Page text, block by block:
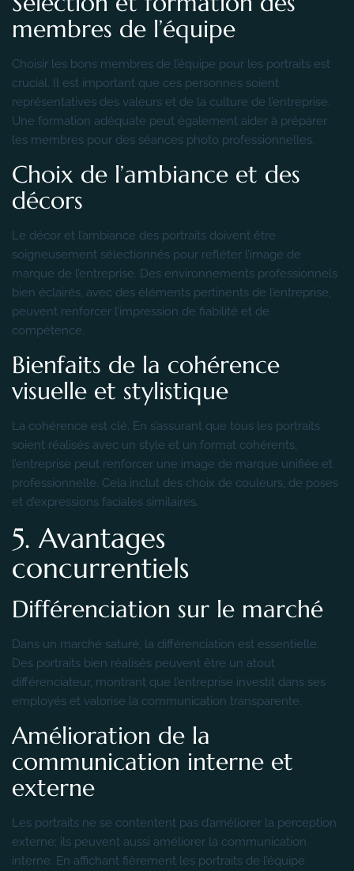
membres de l’équipe
Choisir les bons membres de l’équipe pour les portraits est
crucial. Il est important que ces personnes soient
représentatives des valeurs et de la culture de l’entreprise.
Une formation adéquate peut également aider à préparer
les membres pour des séances photo professionnelles.
Choix de l’ambiance et des
décors
Le décor et l’ambiance des portraits doivent être
soigneusement sélectionnés pour refléter l’image de
marque de l’entreprise. Des environnements professionnels
bien éclairés, avec des éléments pertinents de l’entreprise,
peuvent renforcer l’impression de fiabilité et de
compétence.
Bienfaits de la cohérence
visuelle et stylistique
La cohérence est clé. En s’assurant que tous les portraits
soient réalisés avec un style et un format cohérents,
l’entreprise peut renforcer une image de marque unifiée et
professionnelle. Cela inclut des choix de couleurs, de poses
et d’expressions faciales similaires.
5. Avantages
concurrentiels
Différenciation sur le marché
Dans un marché saturé, la différenciation est essentielle.
Des portraits bien réalisés peuvent être un atout
différenciateur, montrant que l’entreprise investit dans ses
employés et valorise la communication transparente.
Amélioration de la
communication interne et
externe
Les portraits ne se contentent pas d’améliorer la perception
externe; ils peuvent aussi améliorer la communication
interne. En affichant fièrement les portraits de l’équipe